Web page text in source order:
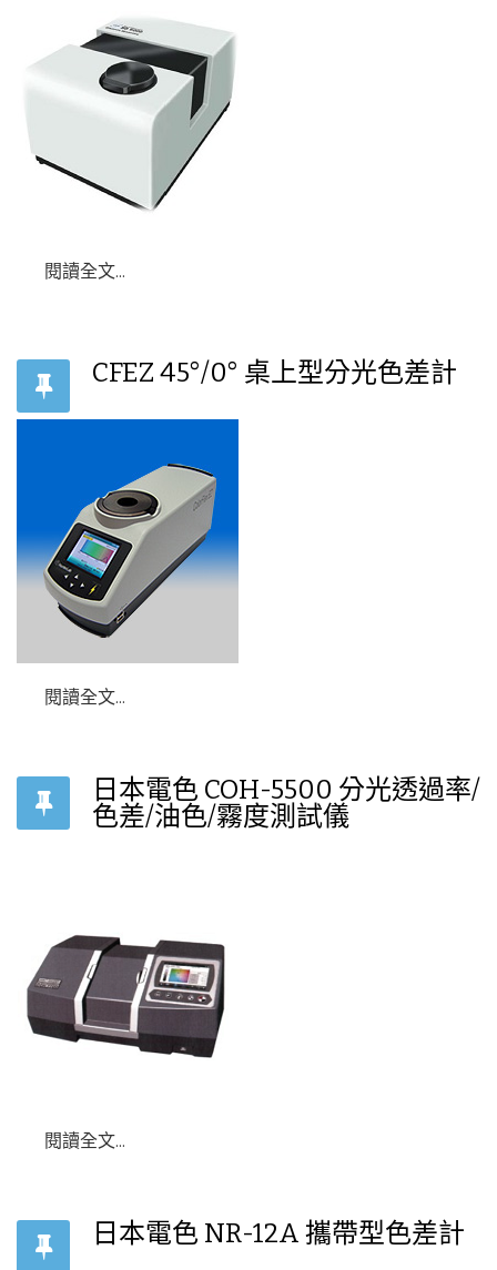
閱讀全文...
CFEZ 45°/0° 桌上型分光色差計
閱讀全文...
日本電色 COH-5500 分光透過率/
色差/油色/霧度測試儀
閱讀全文...
日本電色 NR-12A 攜帶型色差計